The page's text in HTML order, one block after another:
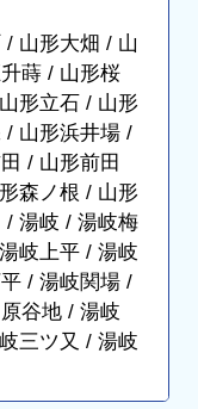
山形大畑 / 山
蒔 / 山形桜
形立石 / 山形
/ 山形浜井場 /
/ 山形前田
森ノ根 / 山形
/ 湯岐 / 湯岐梅
岐上平 / 湯岐
/ 湯岐関場 /
谷地 / 湯岐
三ツ又 / 湯岐